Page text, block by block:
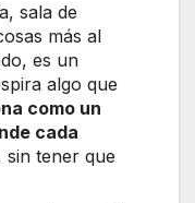
sala de
más al
es un
algo que
como un
cada
sin tener que